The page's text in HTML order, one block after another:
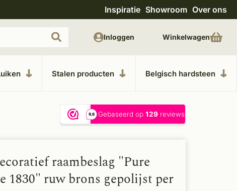
Unieke materialen in kempische bouwstijl
Inspiratie Showroom Over ons
Stalen producten Belgisch hardsteen
Inloggen Winkelwagen
raambeslag "Pure
1830" ruw brons gepolijst per